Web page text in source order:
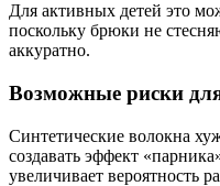
Для активных детей это
поскольку брюки не
аккуратно.
Возможные риски
Синтетические волокна
создавать эффект
увеличивает вероятность